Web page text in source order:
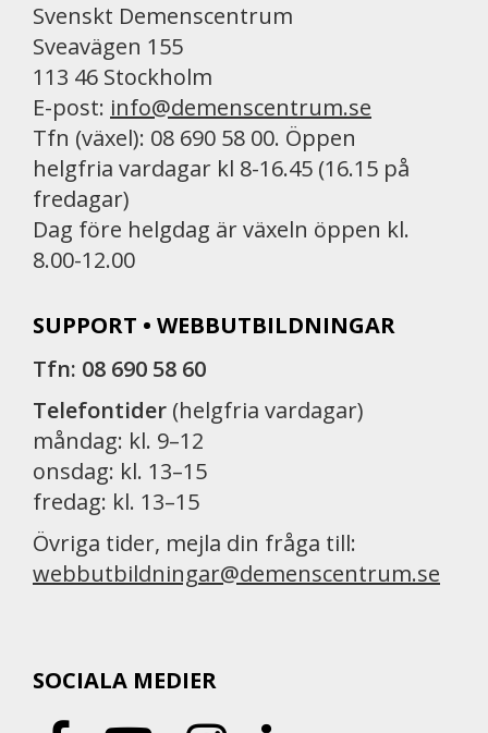
Svenskt Demenscentrum
Sveavägen 155
113 46 Stockholm
E-post: info@demenscentrum.se
Tfn (växel): 08 690 58 00. Öppen
helgfria vardagar kl 8-16.45 (16.15 på
fredagar)
Dag före helgdag är växeln öppen kl.
8.00-12.00
SUPPORT • WEBBUTBILDNINGAR
Tfn: 08 690 58 60
Telefontider (helgfria vardagar)
måndag: kl. 9–12
onsdag: kl. 13–15
fredag: kl. 13–15
Övriga tider, mejla din fråga till:
webbutbildningar@demenscentrum.se
SOCIALA MEDIER